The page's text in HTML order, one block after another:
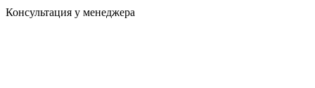
Консультация у менеджера